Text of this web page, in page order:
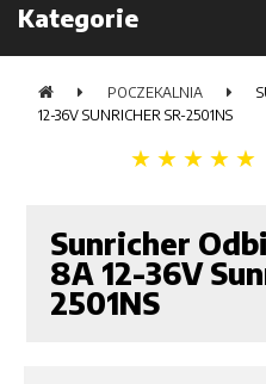
Kategorie
POCZEKALNIA
12-36V SUNRICHER SR-2501NS
Sunricher
8A 12-36V
2501NS